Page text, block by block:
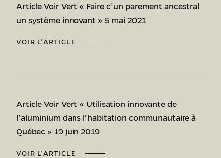
Article Voir Vert « Faire d’un parement ancestral
un système innovant » 5 mai 2021
VOIR L’ARTICLE
Article Voir Vert « Utilisation innovante de
l’aluminium dans l’habitation communautaire à
Québec » 19 juin 2019
VOIR L’ARTICLE